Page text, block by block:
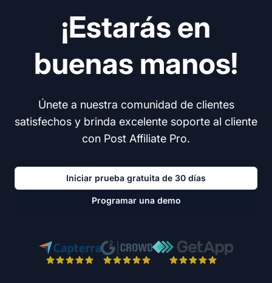
¡Estarás en
buenas manos!
Únete a nuestra comunidad de clientes
satisfechos y brinda excelente soporte al cliente
con Post Affiliate Pro.
Iniciar prueba gratuita de 30 días
Programar una demo